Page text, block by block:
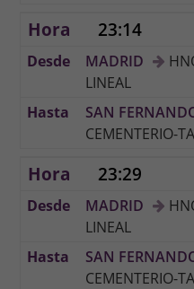
23:14
MADRID
LINEAL
SAN
CEMENTERIO-
23:29
MADRID
LINEAL
SAN
CEMENTERIO-